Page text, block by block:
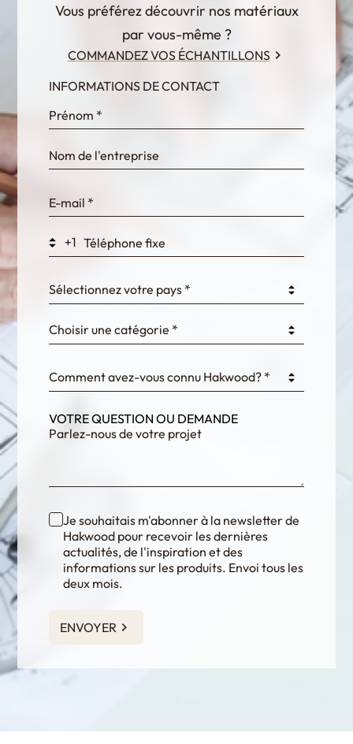
Vous préférez découvrir nos matériaux
par vous-même ?
COMMANDEZ VOS ÉCHANTILLONS
InternalFormDataPassing
bn1q0rrvUn2bmwl
WEK7sP7DXp5OiEV
fKG333tDPmDdJm8
INFORMATIONS DE CONTACT
+1
Sélectionnez votre pays *
Choisir une catégorie *
Comment avez-vous connu Hakwood? *
VOTRE QUESTION OU DEMANDE
Je souhaitais m'abonner à la newsletter de
Hakwood pour recevoir les dernières
actualités, de l'inspiration et des
informations sur les produits. Envoi tous les
deux mois.
ENVOYER